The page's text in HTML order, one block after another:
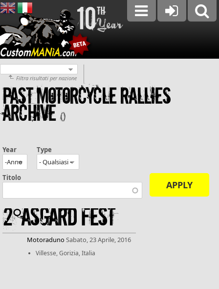
Past motorcycle rallies
archive()
Year Type
Titolo
2°Asgard Fest
Motoraduno Sabato, 23 Aprile, 2016
Villesse, Gorizia, Italia
Filtra risultati per nazione